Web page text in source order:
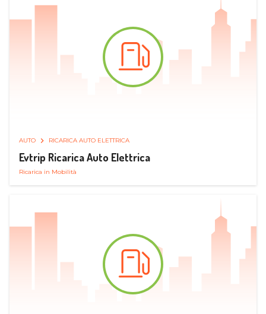
AUTO RICARICA AUTO ELETTRICA
Evtrip Ricarica Auto Elettrica
Ricarica in Mobilità